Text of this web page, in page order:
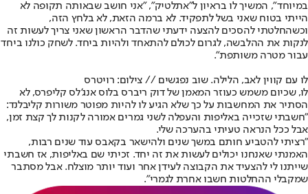
במיוחד", המשיך לו בראיון ל"אתלטיק", "אני חושב שבאותה תקופה לא
הייתי בטוח שאני בשל לתפקיד. לא ברמה הזאת, לא בלחץ הזה,
וכשהחלטתי להסכים להצעה ידעתי שהדבר הראשון שאני צריך לעשות זה
לנקות את ההלבשה, לגרום לכולם להתאחד ולהיות ביחד. לשחק כולנו ביחד
עבור מטרה משותפת".
לו עם קווין לאב, הלילה. שוב נפגשים // צילום: רויטרס
לו, שכיום משמש כעוזר המאמן של דוק ריברס בלוס אנג'לס קליפרס, לא
הסתיר את המחשבות על כך שלא הגיע לו להיות מפוטר משורות קליבלנד:
"חשבתי שזכייה באליפות והעפלה לשני גמרים אמורה לקנות לך קצת זמן,
אבל ככל הנראה טעיתי בהערכה שלי.
"רציתי להטביע חותם במשך שנים ולהישאר בקאבס עוד שנים רבות,
האמנתי שאנחנו יכולים לעשות את זה יחד. זכיתי שם באליפות, אז חשבתי
שייתנו לי להצעיד את הקבוצה לעידן אחר ועוד יותר מוצלח. אבל מסתבר
שמקבלי ההחלטות חשבו אחרת לגמרי".